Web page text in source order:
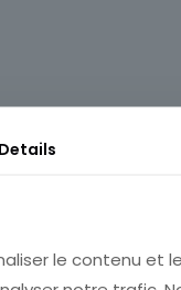
Details
le contenu et